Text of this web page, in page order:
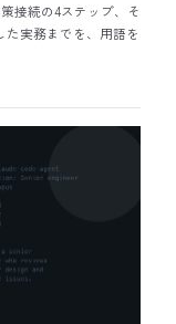
接続の4ステップ、そ
た実務までを、用語を